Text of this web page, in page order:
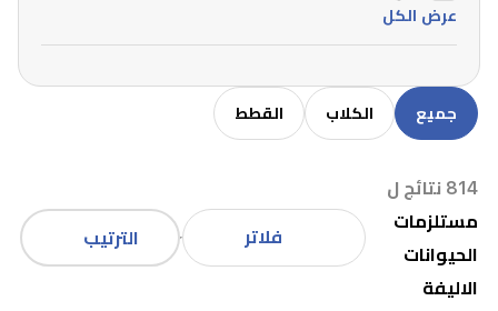
عرض الكل
جميع الكلاب القطط
814 نتائج ل
مستلزمات
الحيوانات
الاليفة
فلاتر الترتيب